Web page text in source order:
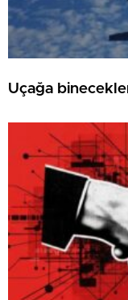
Uçağa